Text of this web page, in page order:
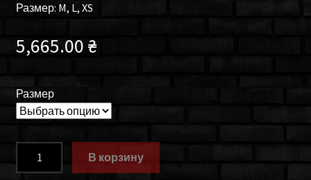
Размер: M, L, XS
5,665.00 ₴
Размер
В корзину